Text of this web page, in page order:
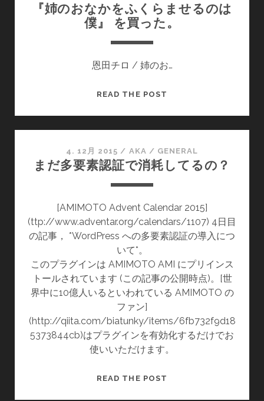
『姉のおなかをふくらませるのは
僕』 を買った。
恩田チロ / 姉のお…
READ THE POST
か
を
ら
ま
せ
の
は
僕』
買
っ
4. 12月 2015 / AKA / GENERAL
まだ多要素認証で消耗してるの？
[AMIMOTO Advent Calendar 2015]
(ttp://www.adventar.org/calendars/1107) 4日目
の記事， *WordPress への多要素認証の導入につ
いて*。
このプラグインは AMIMOTO AMI にプリインス
トールされています (この記事の公開時点)。[世
界中に10億人いるといわれている AMIMOTO の
ファン]
(http://qiita.com/biatunky/items/6fb732f9d18
5373844cb)はプラグインを有効化するだけでお
使いいただけます。
READ THE POST